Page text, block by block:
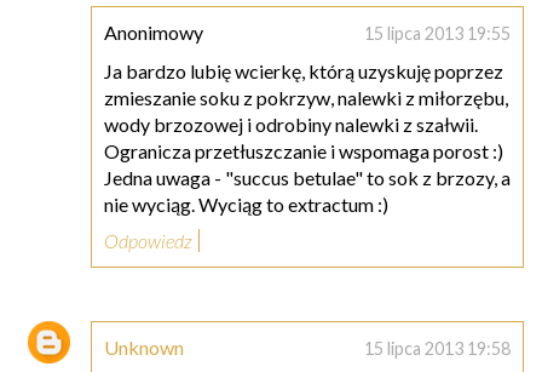
Anonimowy 15 lipca 2013 19:55
Ja bardzo lubię wcierkę, którą uzyskuję poprzez
zmieszanie soku z pokrzyw, nalewki z miłorzębu,
wody brzozowej i odrobiny nalewki z szałwii.
Ogranicza przetłuszczanie i wspomaga porost :)
Jedna uwaga - "succus betulae" to sok z brzozy, a
nie wyciąg. Wyciąg to extractum :)
Odpowiedz
Unknown 15 lipca 2013 19:58